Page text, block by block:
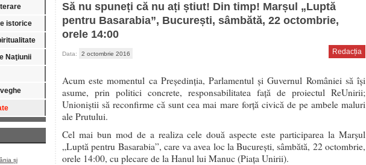
istorice
Naţiunii
și
Să nu spuneți că nu ați știut! Din timp! Marșul „Luptă
pentru Basarabia”, București, sâmbătă, 22 octombrie,
orele 14:00
Data: 2 octombrie 2016 Redacția
Acum este momentul ca Președinția, Parlamentul și Guvernul României să își
asume, prin politici concrete, responsabilitatea față de proiectul ReUnirii;
Unioniștii să reconfirme că sunt cea mai mare forță civică de pe ambele maluri
ale Prutului.
Cel mai bun mod de a realiza cele două aspecte este participarea la Marșul
„Luptă pentru Basarabia”, care va avea loc la București, sâmbătă, 22 octombrie,
orele 14:00, cu plecare de la Hanul lui Manuc (Piața Unirii).